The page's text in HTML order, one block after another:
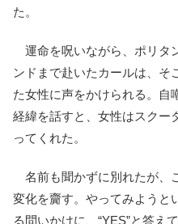
た。
運命を呪いながら、ポリタ
ンドまで赴いたカールは、そ
た女性に声をかけられる。自
経緯を話すと、女性はスクー
ってくれた。
名前も聞かずに別れたが、
変化を齎す。やってみよう
る問いかけに、“YES”と答え